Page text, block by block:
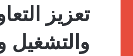
تعزيز
والتشغيل